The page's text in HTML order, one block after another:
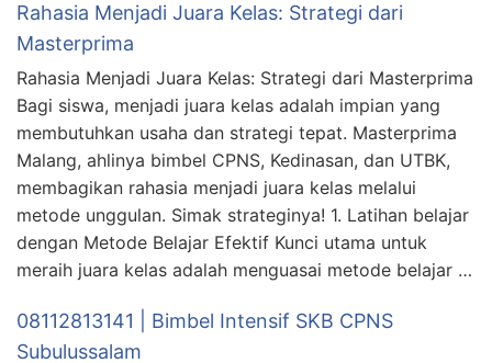
Rahasia Menjadi Juara Kelas: Strategi dari
Masterprima
Rahasia Menjadi Juara Kelas: Strategi dari Masterprima
Bagi siswa, menjadi juara kelas adalah impian yang
membutuhkan usaha dan strategi tepat. Masterprima
Malang, ahlinya bimbel CPNS, Kedinasan, dan UTBK,
membagikan rahasia menjadi juara kelas melalui
metode unggulan. Simak strateginya! 1. Latihan belajar
dengan Metode Belajar Efektif Kunci utama untuk
meraih juara kelas adalah menguasai metode belajar …
08112813141 | Bimbel Intensif SKB CPNS
Subulussalam